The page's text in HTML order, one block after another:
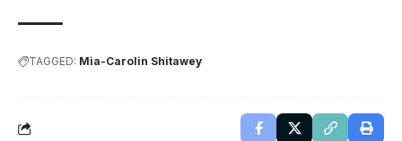
TAGGED: Mia-Carolin Shitawey